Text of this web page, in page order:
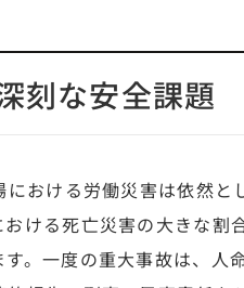
刻な安全課題
おける労働災害は依然と
ける死亡災害の大きな割
。一度の重大事故は、人